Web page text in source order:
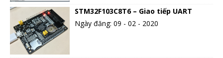
STM32F103C8T6 – Giao tiếp UART
Ngày đăng: 09 - 02 - 2020